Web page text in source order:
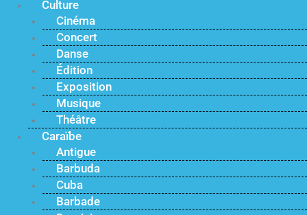
Culture
Cinéma
Concert
Danse
Édition
Exposition
Musique
Théâtre
Caraïbe
Antigue
Barbuda
Cuba
Barbade